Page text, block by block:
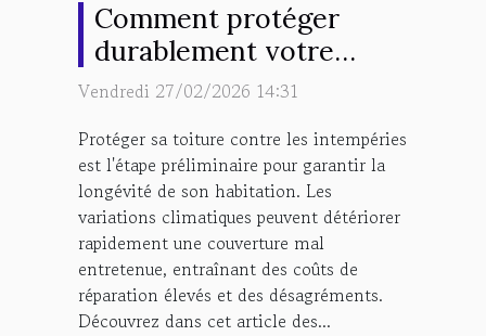
Comment protéger
durablement votre
toiture contre les
Vendredi 27/02/2026 14:31
Protéger sa toiture contre les intempéries
est l'étape préliminaire pour garantir la
longévité de son habitation. Les
variations climatiques peuvent détériorer
rapidement une couverture mal
entretenue, entraînant des coûts de
réparation élevés et des désagréments.
Découvrez dans cet article des...